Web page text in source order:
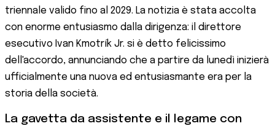
triennale valido fino al 2029. La notizia è stata accolta
con enorme entusiasmo dalla dirigenza: il direttore
esecutivo Ivan Kmotrík Jr. si è detto felicissimo
dell'accordo, annunciando che a partire da lunedì inizierà
ufficialmente una nuova ed entusiasmante era per la
storia della società.
La gavetta da assistente e il legame con